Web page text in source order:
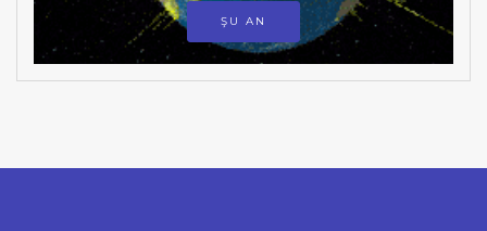
ŞU AN